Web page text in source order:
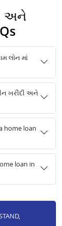
અને
લોન માં
ખરીદી અને
home loan
loan in